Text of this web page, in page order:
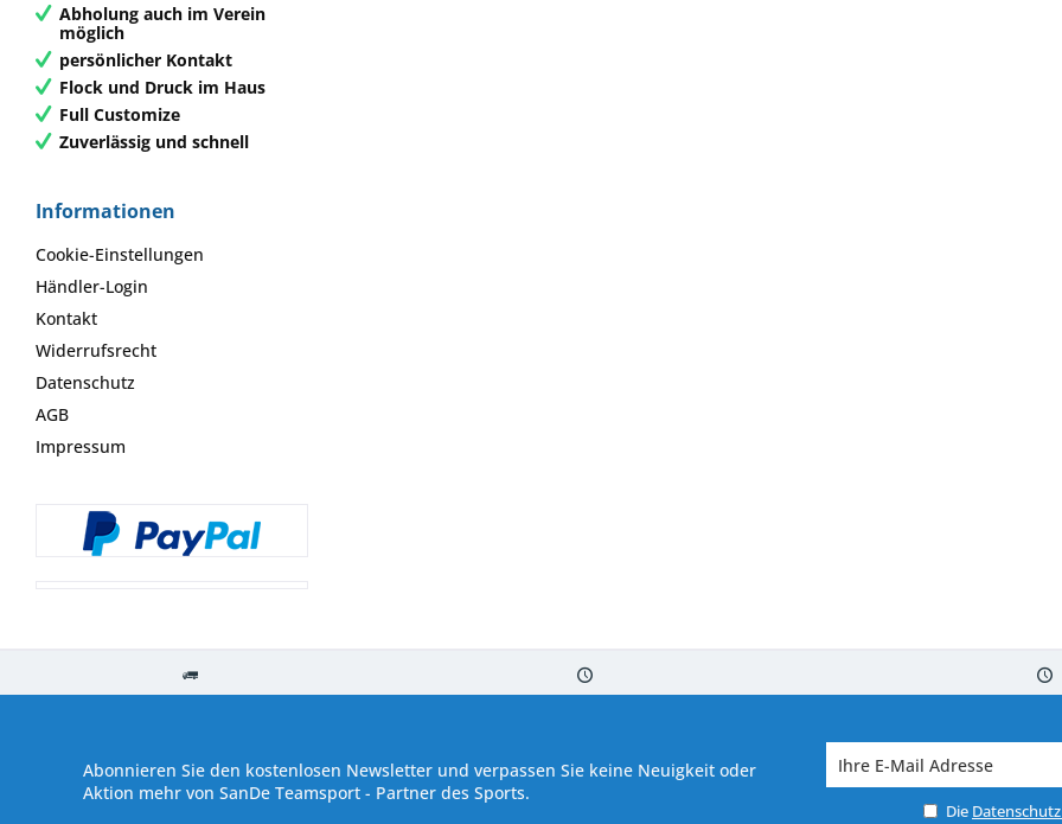
Abholung auch im Verein
möglich
persönlicher Kontakt
Flock und Druck im Haus
Full Customize
Zuverlässig und schnell
Informationen
Cookie-Einstellungen
Händler-Login
Kontakt
Widerrufsrecht
Datenschutz
AGB
Impressum
Abonnieren Sie den kostenlosen Newsletter und verpassen Sie keine Neuigkeit oder
Aktion mehr von SanDe Teamsport - Partner des Sports.
Die